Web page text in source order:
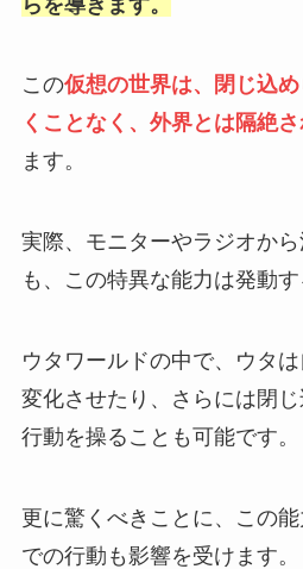
この仮想の世界は、閉じ込
くことなく、外界とは隔絶
ます。
実際、モニターやラジオか
も、この特異な能力は発動す
ウタワールドの中で、ウタ
変化させたり、さらには閉
行動を操ることも可能です。
更に驚くべきことに、この
での行動も影響を受けます。